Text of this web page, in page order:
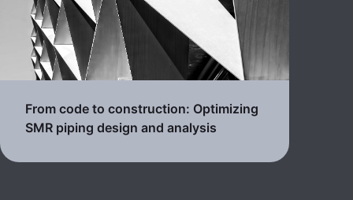
From code to construction: Optimizing
SMR piping design and analysis